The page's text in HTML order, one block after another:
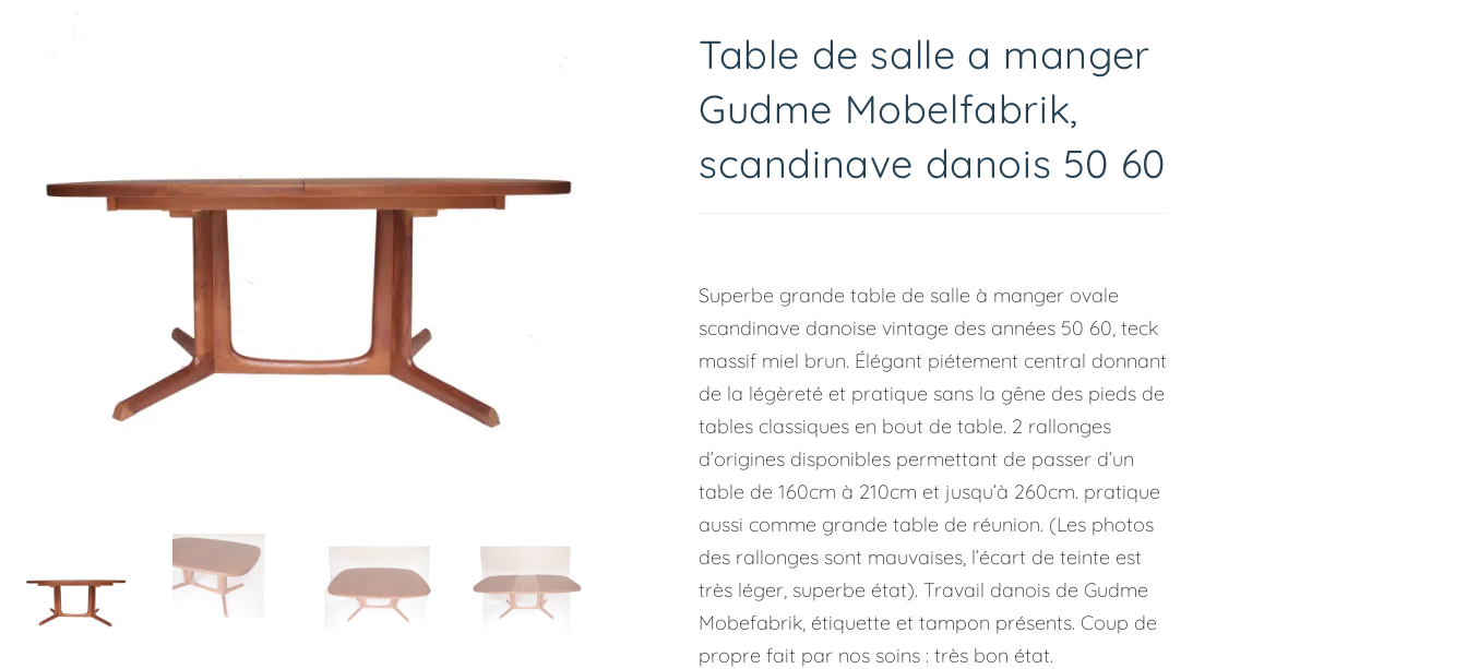
Table de salle a manger
Gudme Mobelfabrik,
scandinave danois 50 60
Superbe grande table de salle à manger ovale
scandinave danoise vintage des années 50 60, teck
massif miel brun. Élégant piétement central donnant
de la légèreté et pratique sans la gêne des pieds de
tables classiques en bout de table. 2 rallonges
d’origines disponibles permettant de passer d’un
table de 160cm à 210cm et jusqu’à 260cm. pratique
aussi comme grande table de réunion. (Les photos
des rallonges sont mauvaises, l’écart de teinte est
très léger, superbe état). Travail danois de Gudme
Mobefabrik, étiquette et tampon présents. Coup de
propre fait par nos soins : très bon état.